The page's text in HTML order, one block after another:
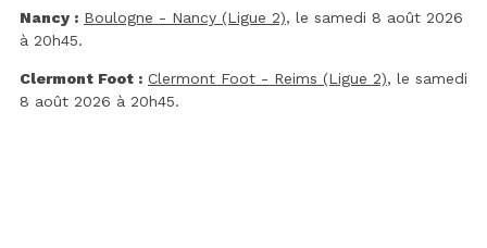
Nancy : Boulogne - Nancy (Ligue 2), le samedi 8 août 2026
à 20h45.
Clermont Foot : Clermont Foot - Reims (Ligue 2), le samedi
8 août 2026 à 20h45.